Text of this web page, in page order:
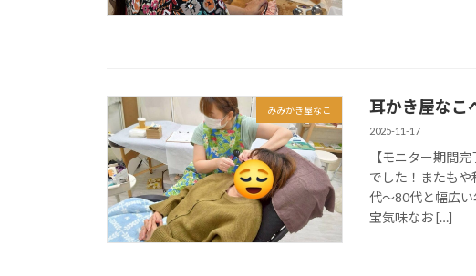
みみかき屋なこ 耳かき屋なこ
2025-11-17
【モニター期間
でした！またも
代〜80代と幅広
宝気味なお […]